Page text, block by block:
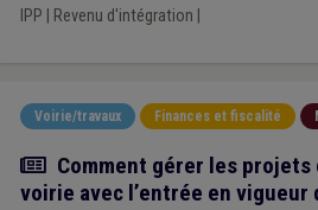
IPP Revenu d'intégration
Voirie/travaux Finances et fiscalité
Article
Comment gérer les projets
voirie avec l’entrée en vigueur